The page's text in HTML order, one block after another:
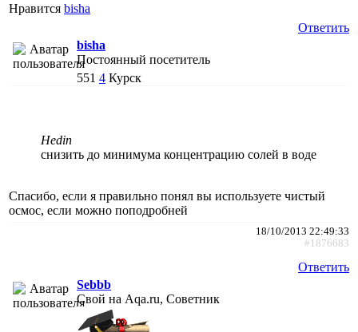
Нравится bisha
Ответить
bisha
Постоянный посетитель
551 4 Курск
Hedin
снизить до минимума концентрацию солей в воде
Спасибо, если я правильно понял вы используете чистый
осмос, если можно поподробней
18/10/2013 22:49:33
#1876683
Ответить
Sebbb
Свой на Aqa.ru, Советник